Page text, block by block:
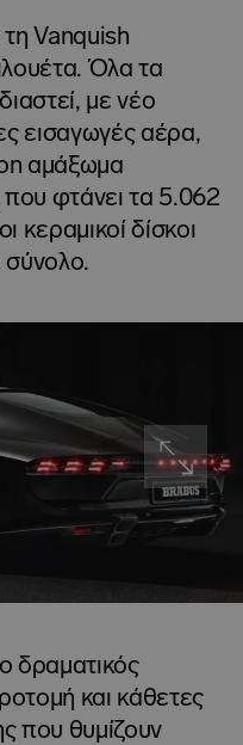
τη Vanquish
Όλα τα
με νέο
εισαγωγές αέρα,
αμάξωμα
φτάνει τα 5.062
κεραμικοί δίσκοι
δραματικός
και κάθετες
που θυμίζουν